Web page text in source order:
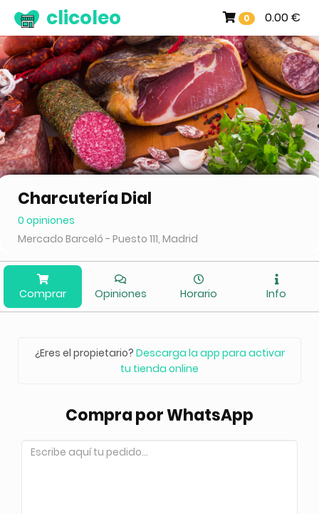
0 0.00 €
clicoleo
Charcutería Dial
0 opiniones
Mercado Barceló - Puesto 111, Madrid
Comprar Opiniones Horario Info
¿Eres el propietario? Descarga la app para activar
tu tienda online
Compra por WhatsApp